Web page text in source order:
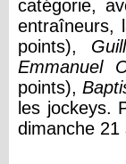
catégorie,
entraîneurs,
points),
Emmanuel
points),
les jockeys.
dimanche 21